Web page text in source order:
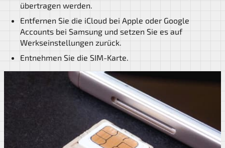
übertragen werden.
Entfernen Sie die iCloud bei Apple oder Google
Accounts bei Samsung und setzen Sie es auf
Werkseinstellungen zurück.
Entnehmen Sie die SIM-Karte.